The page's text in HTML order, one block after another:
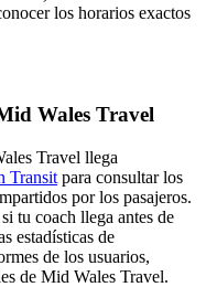
los horarios exactos
Wales Travel
Travel llega
Transit para consultar los
por los pasajeros.
tu coach llega antes de
estadísticas de
de los usuarios,
de Mid Wales Travel.